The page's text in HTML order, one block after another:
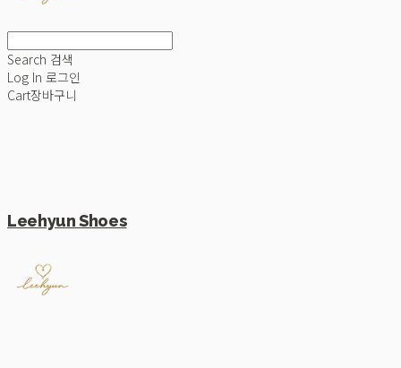
Search 검색
Log In 로그인
Cart장바구니
Leehyun Shoes